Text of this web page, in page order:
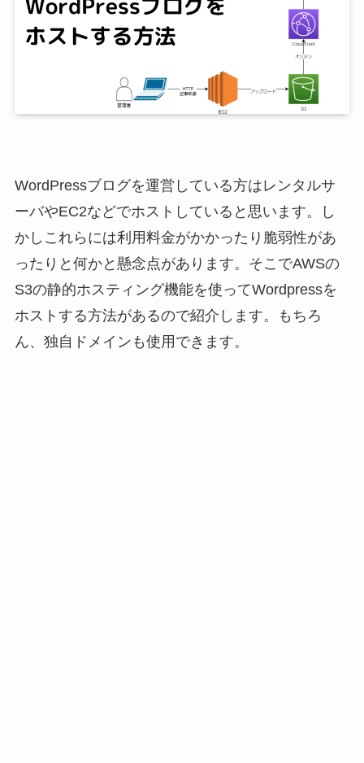
WordPressブログを運営している方はレンタルサ
ーバやEC2などでホストしていると思います。し
かしこれらには利用料金がかかったり脆弱性があ
ったりと何かと懸念点があります。そこでAWSの
S3の静的ホスティング機能を使ってWordpressを
ホストする方法があるので紹介します。もちろ
ん、独自ドメインも使用できます。